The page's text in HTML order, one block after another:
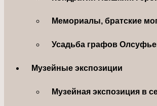
Мемориалы, братские
Усадьба графов
Музейные экспозиции
Музейная экспозиция в